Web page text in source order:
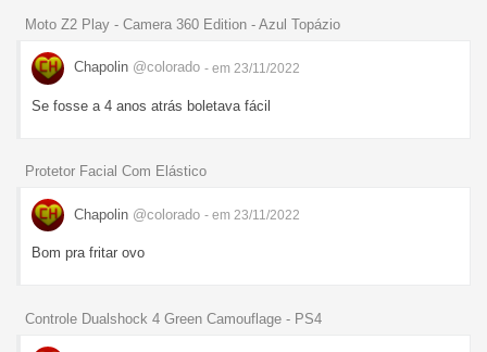
Moto Z2 Play - Camera 360 Edition - Azul Topázio
Chapolin @colorado - em 23/11/2022
Se fosse a 4 anos atrás boletava fácil
Protetor Facial Com Elástico
Chapolin @colorado - em 23/11/2022
Bom pra fritar ovo
Controle Dualshock 4 Green Camouflage - PS4